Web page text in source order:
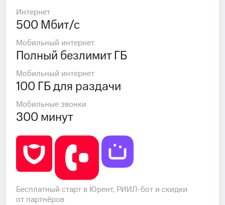
Интернет
500 Мбит/с
Мобильный интернет
Полный безлимит ГБ
Мобильный интернет
100 ГБ для раздачи
Мобильные звонки
300 минут
Бесплатный старт в Юрент, РИИЛ-бот и скидки
от партнёров